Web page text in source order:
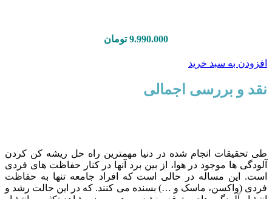
9.990.000 تومان
افزودن به سبد خرید
نقد و بررسی اجمالی
طی تحقیقات انجام شده در دنیا مهمترین راه حل ریشه کن کردن
آلودگی ها موجود در هوا، از بین برد آنها در کنار حفاظت های فردی
است. این مساله در حالی است که افراد جامعه تنها به حفاظت
فردی (واکسن، ماسک و …) بسنده می کنند. که در این حالت رشد و